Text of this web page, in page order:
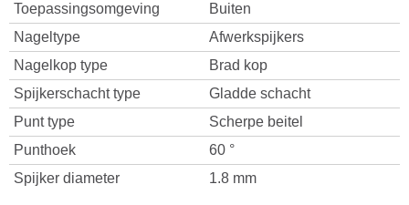
Toepassingsomgeving
Buiten
Nageltype
Afwerkspijkers
Nagelkop type
Brad kop
Spijkerschacht type
Gladde schacht
Punt type
Scherpe beitel
Punthoek
60 °
Spijker diameter
1.8 mm